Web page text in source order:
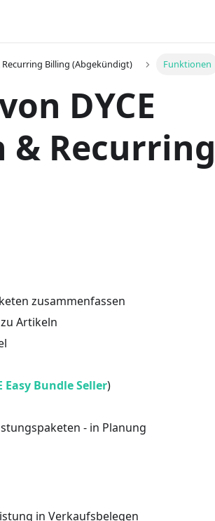
Billing (Abgekündigt) Funktionen
DYCE
& Recurring
zusammenfassen
Artikeln
Easy Bundle Seller)
- in Planung
in Verkaufsbelegen